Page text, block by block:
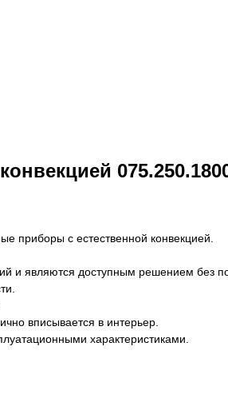
приборы с естественной конвекцией.
являются доступным решением без
вписывается в интерьер.
характеристиками.